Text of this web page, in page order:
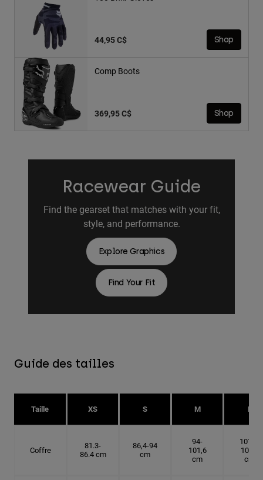
44,95 C$ Shop
Comp Boots
369,95 C$ Shop
Racewear Guide
Find the gearset that matches with your fit,
style, and performance.
Explore Graphics
Find Your Fit
Guide des tailles
Taille XS S M L
Coffre
81.3-
86.4 cm
86,4-94
cm
94-
101,6
cm
101.6-
109.2
cm